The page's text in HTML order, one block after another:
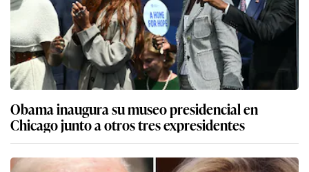
Obama inaugura su museo presidencial en
Chicago junto a otros tres expresidentes